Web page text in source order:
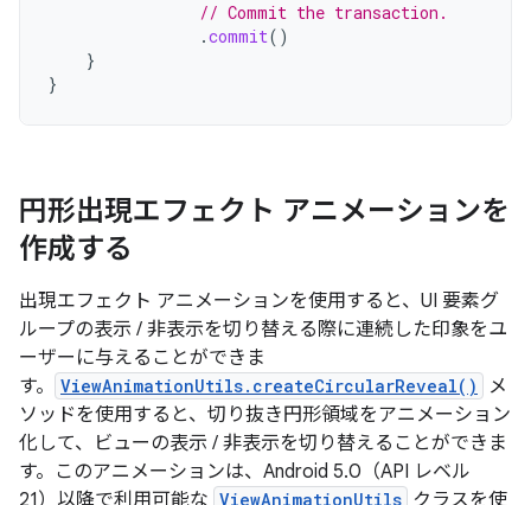
// Commit the transaction.
.commit()
}
}
円形出現エフェクト アニメーションを
作成する
出現エフェクト アニメーションを使用すると、UI 要素グ
ループの表示 / 非表示を切り替える際に連続した印象をユ
ーザーに与えることができま
す。
ViewAnimationUtils.createCircularReveal()
メ
ソッドを使用すると、切り抜き円形領域をアニメーション
化して、ビューの表示 / 非表示を切り替えることができま
す。このアニメーションは、Android 5.0（API レベル
21）以降で利用可能な ViewAnimationUtils クラスを使